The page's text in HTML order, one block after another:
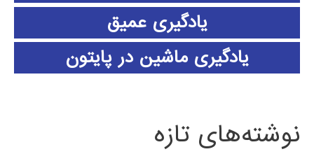
یادگیری عمیق
یادگیری ماشین در پایتون
نوشته‌های تازه